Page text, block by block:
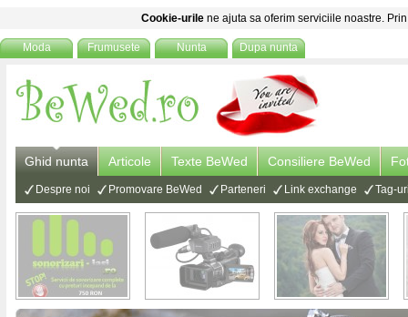
Cookie-urile ne ajuta sa oferim serviciile noastre.
Moda Frumusete Nunta Dupa nunta
Ghid nunta Articole Texte BeWed Consiliere BeWed
Despre noi Promovare BeWed Parteneri Link exchange Tag-